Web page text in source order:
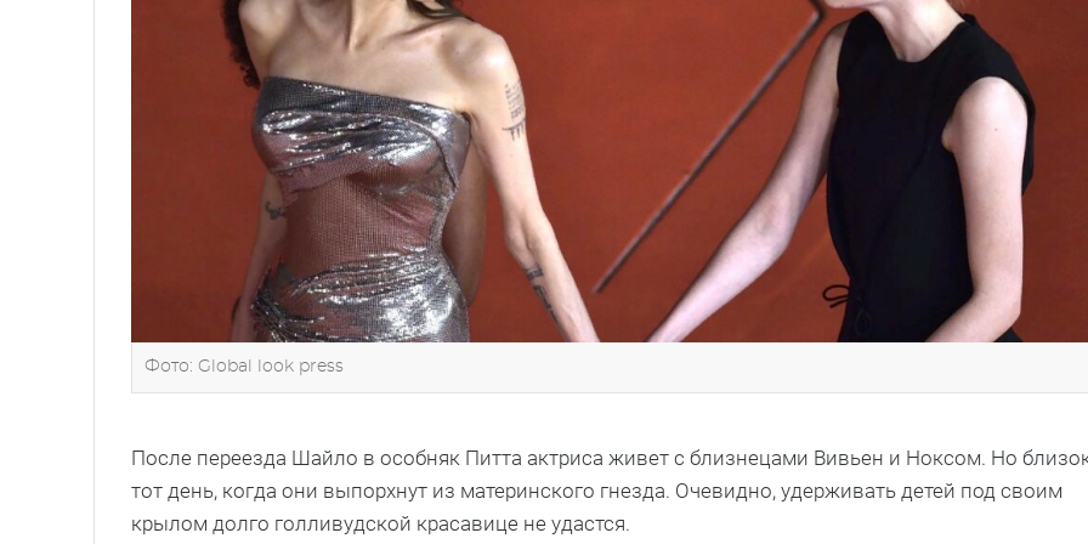
Фото: Global look press
После переезда Шайло в особняк Питта актриса живет с близнецами Вивьен и Ноксом. Но
тот день, когда они выпорхнут из материнского гнезда. Очевидно, удерживать детей под своим
крылом долго голливудской красавице не удастся.